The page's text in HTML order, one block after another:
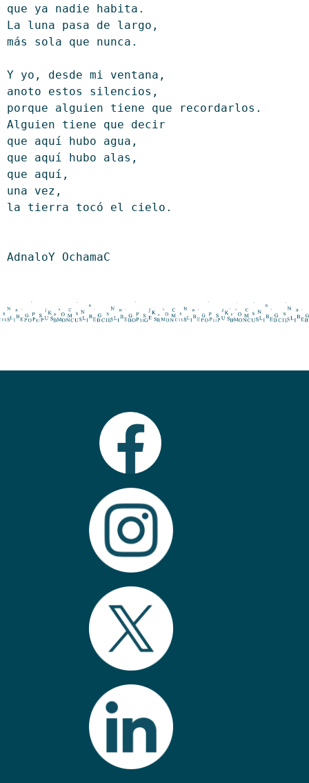
que ya nadie habita.
La luna pasa de largo,
más sola que nunca.
Y yo, desde mi ventana,
anoto estos silencios,
porque alguien tiene que recordarlos.
Alguien tiene que decir
que aquí hubo agua,
que aquí hubo alas,
que aquí,
una vez,
la tierra tocó el cielo.
AdnaloY OchamaC